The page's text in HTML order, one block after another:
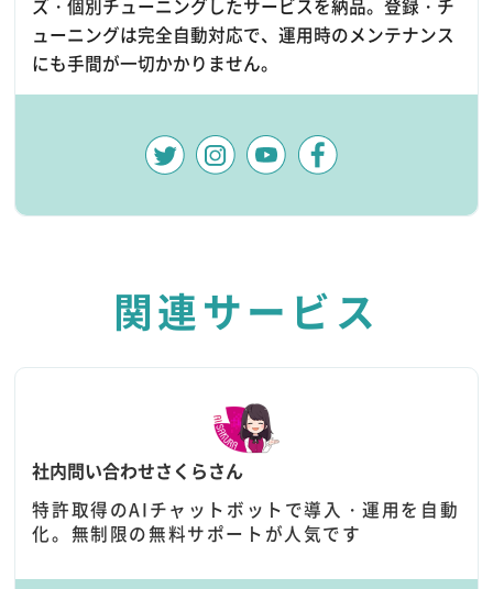
ズ・個別チューニングしたサービスを納品。登録・チ
ューニングは完全自動対応で、運用時のメンテナンス
にも手間が一切かかりません。
関連サービス
社内問い合わせさくらさん
特許取得のAIチャットボットで導入・運用を自動
化。無制限の無料サポートが人気です